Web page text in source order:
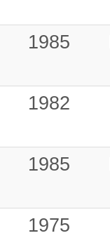
1985
1982
1985
1975